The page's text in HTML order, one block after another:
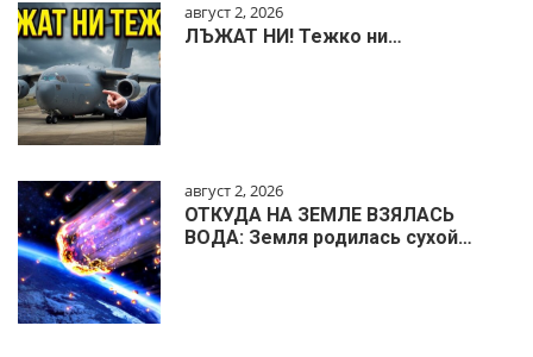
август 2, 2026
ЛЪЖАТ НИ! Тежко ни…
август 2, 2026
ОТКУДА НА ЗЕМЛЕ ВЗЯЛАСЬ
ВОДА: Земля родилась сухой…